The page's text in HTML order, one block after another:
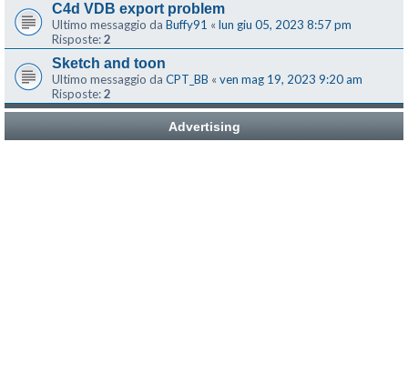
C4d VDB export problem
Ultimo messaggio da Buffy91 « lun giu 05, 2023 8:57 pm
Risposte:2
Sketch and toon
Ultimo messaggio da CPT_BB « ven mag 19, 2023 9:20 am
Risposte:2
Advertising